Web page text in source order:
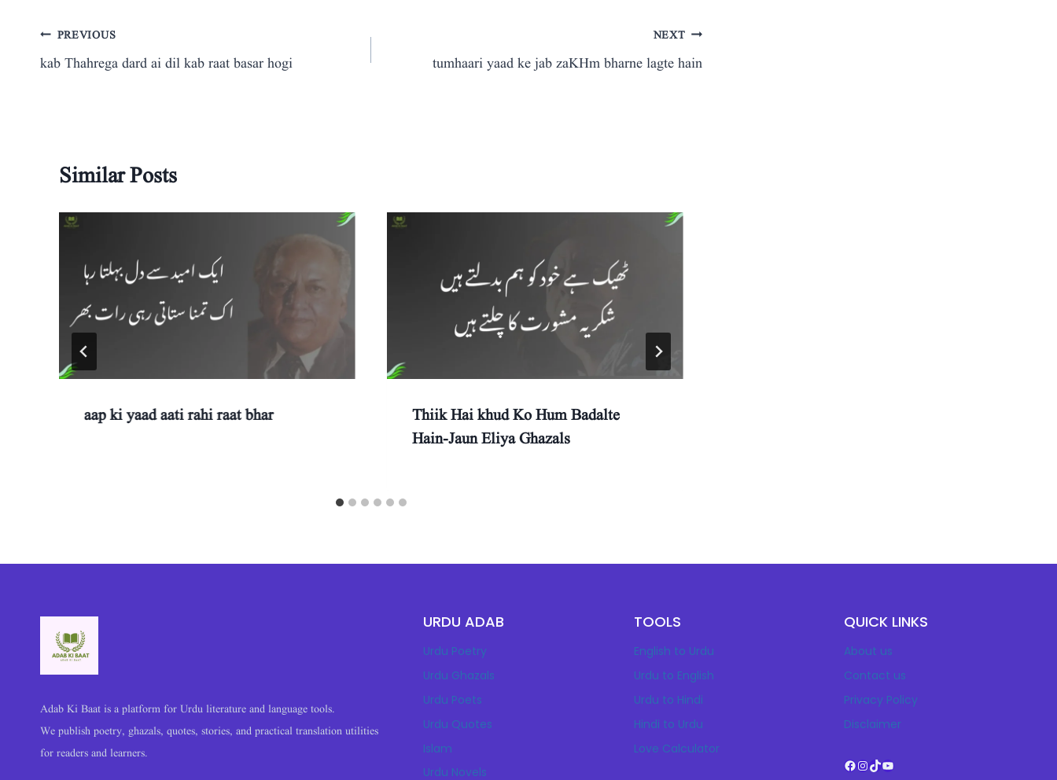
Post
navigation
PREVIOUS
kab Thahrega dard ai dil kab raat basar hogi
NEXT
tumhaari yaad ke jab zaKHm bharne lagte hain
Similar Posts
aap ki yaad aati rahi raat bhar
Thiik Hai khud Ko Hum Badalte
Hain-Jaun Eliya Ghazals
Adab Ki Baat is a platform for Urdu literature and language tools.
We publish poetry, ghazals, quotes, stories, and practical translation utilities
for readers and learners.
URDU ADAB
Urdu Poetry
Urdu Ghazals
Urdu Poets
Urdu Quotes
Islam
Urdu Novels
TOOLS
English to Urdu
Urdu to English
Urdu to Hindi
Hindi to Urdu
Love Calculator
QUICK LINKS
About us
Contact us
Privacy Policy
Disclaimer
Facebook
Instagram
TikTok
YouTube